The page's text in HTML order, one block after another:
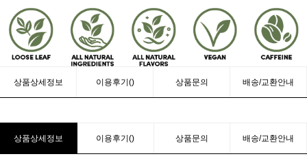
상품상세정보 이용후기() 상품문의 배송/교환안내
상품상세정보 이용후기() 상품문의 배송/교환안내